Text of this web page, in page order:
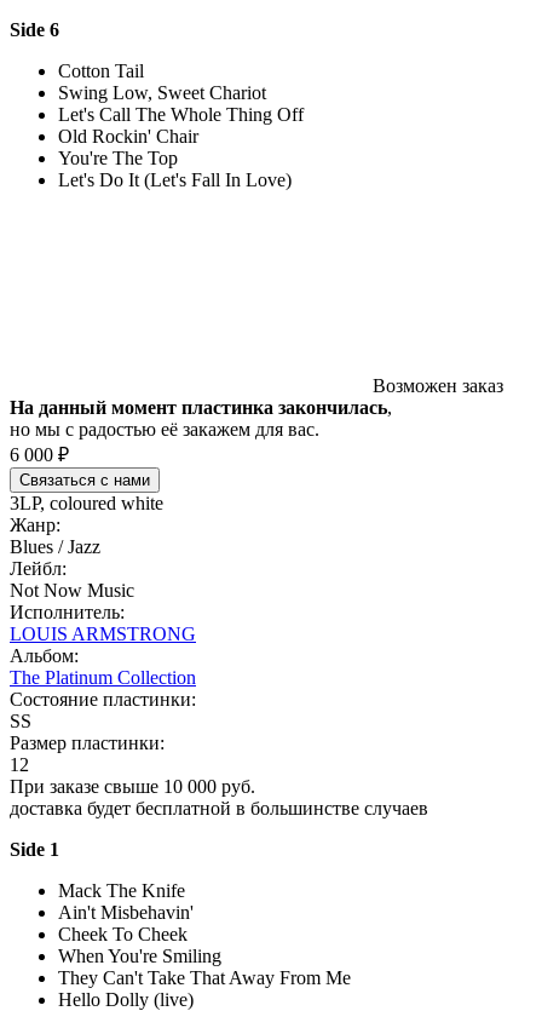
Side 6
Cotton Tail
Swing Low, Sweet Chariot
Let's Call The Whole Thing Off
Old Rockin' Chair
You're The Top
Let's Do It (Let's Fall In Love)
Возможен заказ
На данный момент пластинка закончилась,
но мы с радостью её закажем для вас.
6 000 ₽
Связаться с нами
3LP, coloured white
Жанр:
Blues / Jazz
Лейбл:
Not Now Music
Исполнитель:
LOUIS ARMSTRONG
Альбом:
The Platinum Collection
Состояние пластинки:
SS
Размер пластинки:
12
При заказе свыше 10 000 руб.
доставка будет бесплатной в большинстве случаев
Side 1
Mack The Knife
Ain't Misbehavin'
Cheek To Cheek
When You're Smiling
They Can't Take That Away From Me
Hello Dolly (live)